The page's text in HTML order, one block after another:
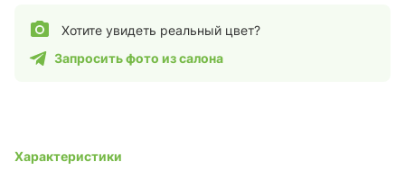
Хотите увидеть реальный цвет?
Запросить фото из салона
Характеристики